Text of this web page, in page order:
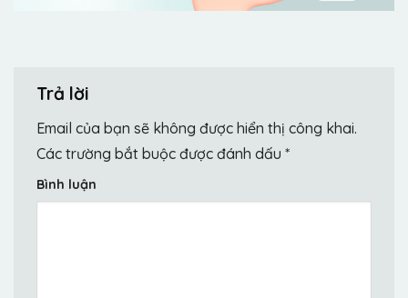
Trả lời
Email của bạn sẽ không được hiển thị công khai.
Các trường bắt buộc được đánh dấu *
Bình luận